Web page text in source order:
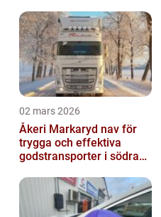
02 mars 2026
Åkeri Markaryd nav för
trygga och effektiva
godstransporter i södra